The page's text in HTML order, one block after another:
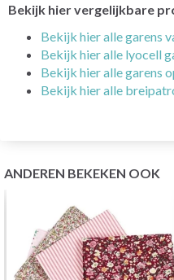
Bekijk hier vergelijkbare
Bekijk hier alle garens
Bekijk hier alle lyocell
Bekijk hier alle garens
Bekijk hier alle
ANDEREN BEKEKEN OOK